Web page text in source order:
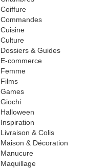
Coiffure
Commandes
Cuisine
Culture
Dossiers & Guides
E-commerce
Femme
Films
Games
Giochi
Halloween
Inspiration
Livraison & Colis
Maison & Décoration
Manucure
Maquillage